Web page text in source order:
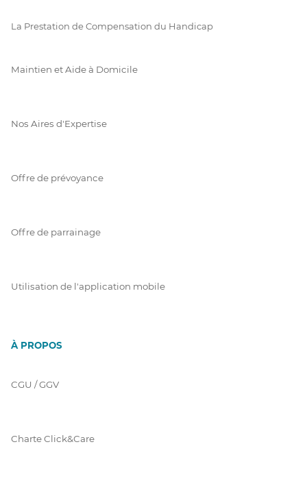
La Prestation de Compensation du Handicap
Maintien et Aide à Domicile
Nos Aires d'Expertise
Offre de prévoyance
Offre de parrainage
Utilisation de l'application mobile
À PROPOS
CGU / GGV
Charte Click&Care